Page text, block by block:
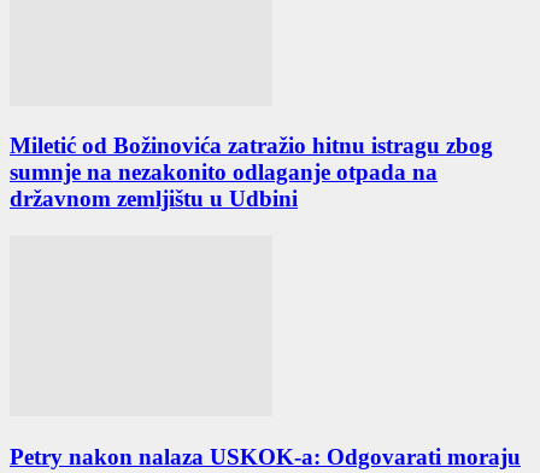
Miletić od Božinovića zatražio hitnu istragu zbog
sumnje na nezakonito odlaganje otpada na
državnom zemljištu u Udbini
Petry nakon nalaza USKOK-a: Odgovarati moraju